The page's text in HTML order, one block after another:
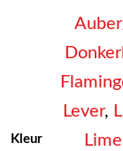
Kleur
Lever,
Lime